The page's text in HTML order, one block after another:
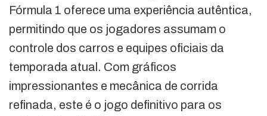
Fórmula 1 oferece uma experiência autêntica,
permitindo que os jogadores assumam o
controle dos carros e equipes oficiais da
temporada atual. Com gráficos
impressionantes e mecânica de corrida
refinada, este é o jogo definitivo para os